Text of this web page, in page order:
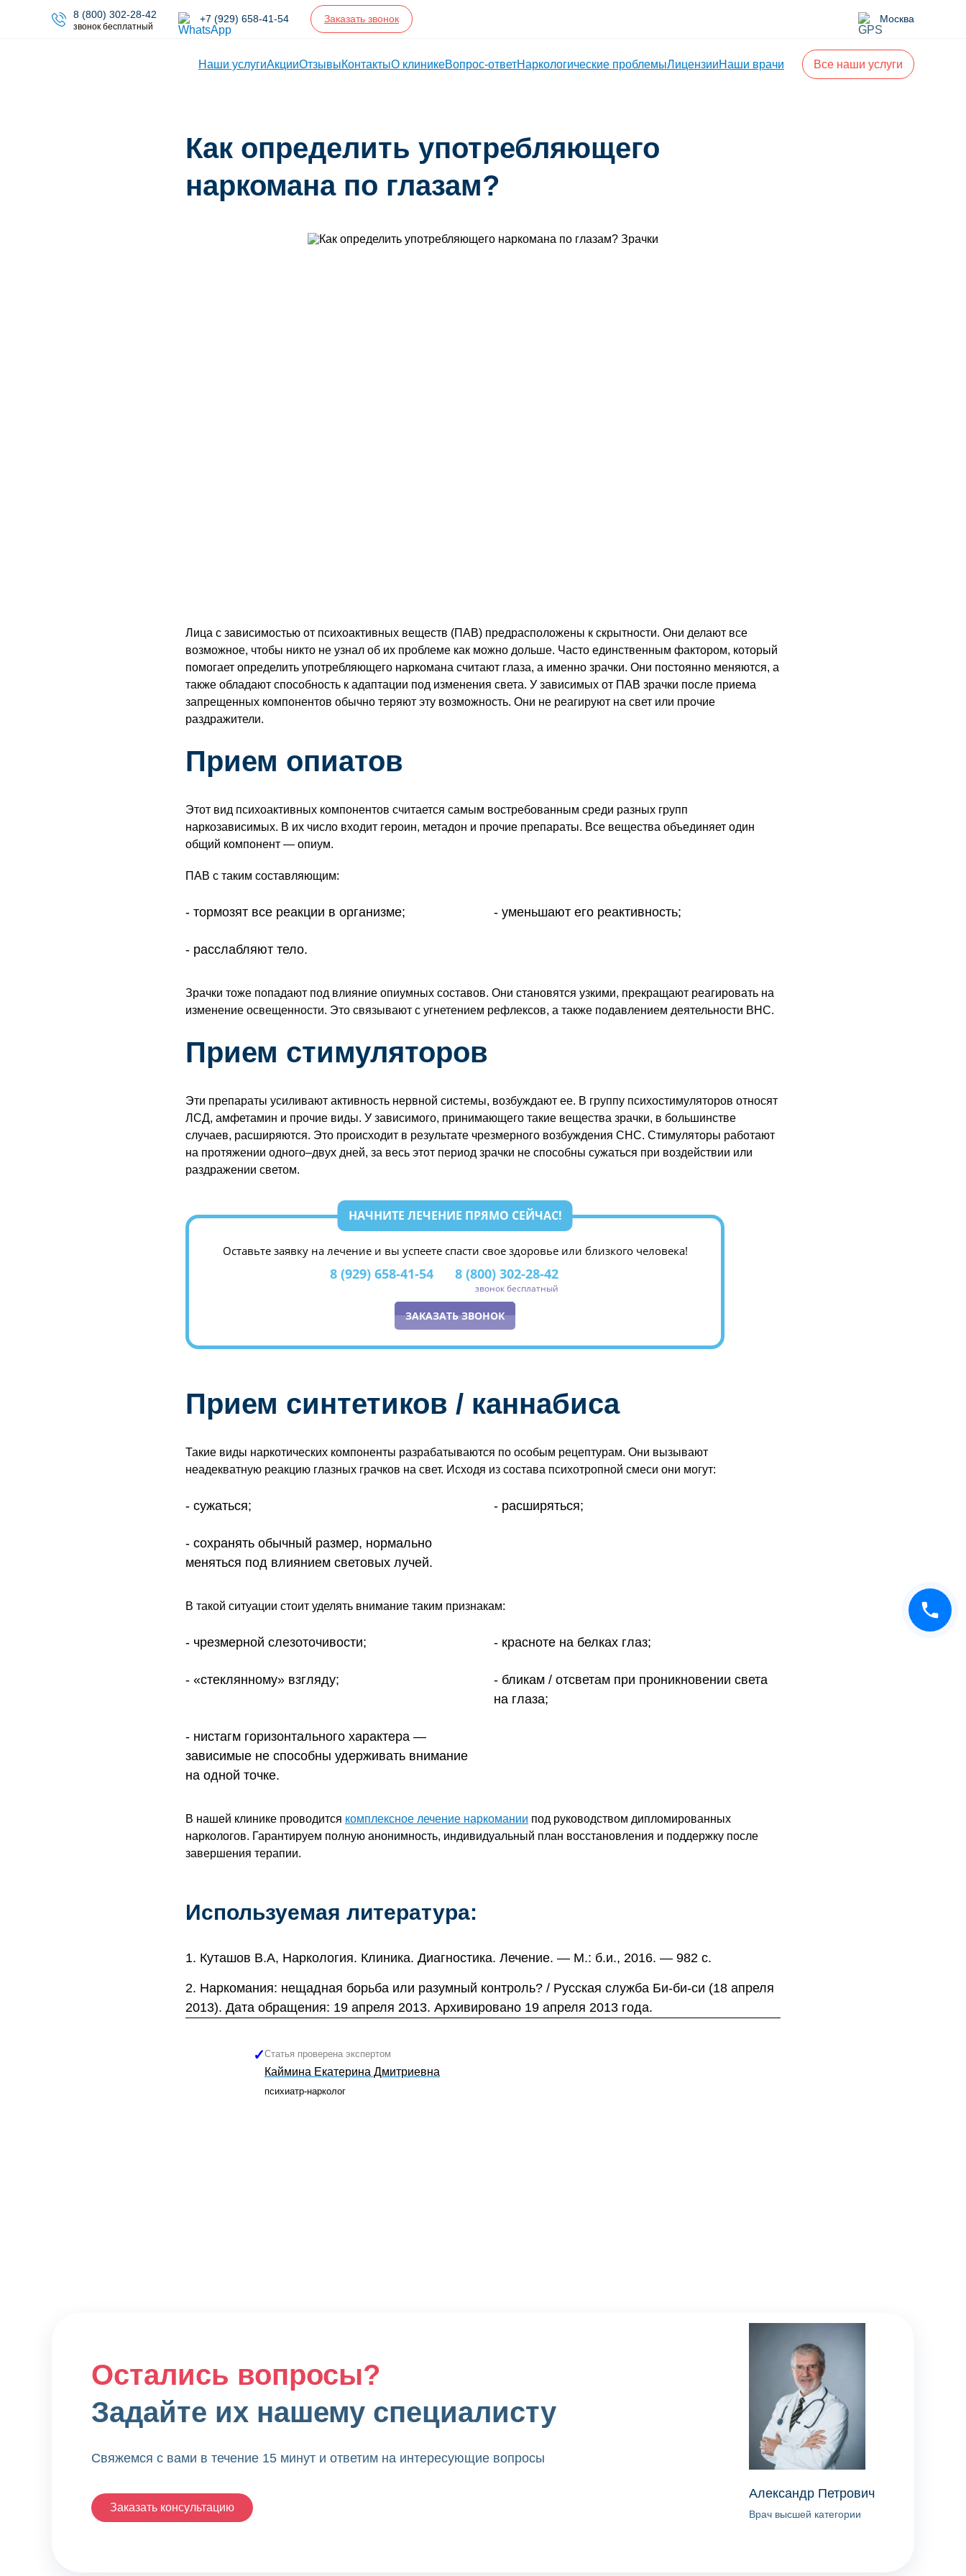
8 (800) 302-28-42
звонок бесплатный
+7 (929) 658-41-54 Заказать звонок Москва
Наши услугиАкцииОтзывыКонтактыО клиникеВопрос-ответНаркологические проблемыЛицензииНаши врачи Все наши услуги
Как определить употребляющего
наркомана по глазам?
Лица с зависимостью от психоактивных веществ (ПАВ) предрасположены к скрытности. Они делают все
возможное, чтобы никто не узнал об их проблеме как можно дольше. Часто единственным фактором, который
помогает определить употребляющего наркомана считают глаза, а именно зрачки. Они постоянно меняются, а
также обладают способность к адаптации под изменения света. У зависимых от ПАВ зрачки после приема
запрещенных компонентов обычно теряют эту возможность. Они не реагируют на свет или прочие
раздражители.
Прием опиатов
Этот вид психоактивных компонентов считается самым востребованным среди разных групп
наркозависимых. В их число входит героин, метадон и прочие препараты. Все вещества объединяет один
общий компонент — опиум.
ПАВ с таким составляющим:
тормозят все реакции в организме; уменьшают его реактивность;
расслабляют тело.
Зрачки тоже попадают под влияние опиумных составов. Они становятся узкими, прекращают реагировать на
изменение освещенности. Это связывают с угнетением рефлексов, а также подавлением деятельности ВНС.
Прием стимуляторов
Эти препараты усиливают активность нервной системы, возбуждают ее. В группу психостимуляторов относят
ЛСД, амфетамин и прочие виды. У зависимого, принимающего такие вещества зрачки, в большинстве
случаев, расширяются. Это происходит в результате чрезмерного возбуждения СНС. Стимуляторы работают
на протяжении одного–двух дней, за весь этот период зрачки не способны сужаться при воздействии или
раздражении светом.
НАЧНИТЕ ЛЕЧЕНИЕ ПРЯМО СЕЙЧАС!
Оставьте заявку на лечение и вы успеете спасти свое здоровье или близкого человека!
8 (929) 658-41-54 8 (800) 302-28-42
звонок бесплатный
ЗАКАЗАТЬ ЗВОНОК
Прием синтетиков / каннабиса
Такие виды наркотических компоненты разрабатываются по особым рецептурам. Они вызывают
неадекватную реакцию глазных грачков на свет. Исходя из состава психотропной смеси они могут:
сужаться; расширяться;
сохранять обычный размер, нормально
меняться под влиянием световых лучей.
В такой ситуации стоит уделять внимание таким признакам:
чрезмерной слезоточивости; красноте на белках глаз;
«стеклянному» взгляду;
бликам / отсветам при проникновении света
на глаза;
нистагм горизонтального характера —
зависимые не способны удерживать внимание
на одной точке.
В нашей клинике проводится комплексное лечение наркомании под руководством дипломированных
наркологов. Гарантируем полную анонимность, индивидуальный план восстановления и поддержку после
завершения терапии.
Используемая литература:
Куташов В.А, Наркология. Клиника. Диагностика. Лечение. — М.: б.и., 2016. — 982 с.
Наркомания: нещадная борьба или разумный контроль? / Русская служба Би-би-си (18 апреля
2013). Дата обращения: 19 апреля 2013. Архивировано 19 апреля 2013 года.
Статья проверена экспертом
Каймина Екатерина Дмитриевна
психиатр-нарколог
Остались вопросы?
Задайте их нашему специалисту
Свяжемся с вами в течение 15 минут и ответим на интересующие вопросы
Заказать консультацию
Александр Петрович
Врач высшей категории